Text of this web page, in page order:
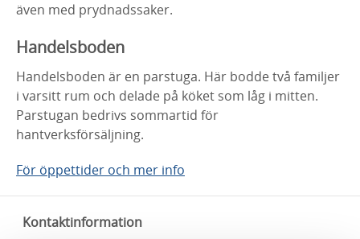
även med prydnadssaker.
Handelsboden
Handelsboden är en parstuga. Här bodde två familjer
i varsitt rum och delade på köket som låg i mitten.
Parstugan bedrivs sommartid för
hantverksförsäljning.
För öppettider och mer info
Kontaktinformation